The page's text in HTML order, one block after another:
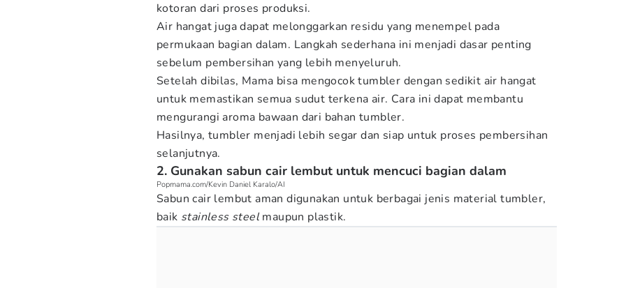
kotoran dari proses produksi.
Air hangat juga dapat melonggarkan residu yang menempel pada
permukaan bagian dalam. Langkah sederhana ini menjadi dasar penting
sebelum pembersihan yang lebih menyeluruh.
Setelah dibilas, Mama bisa mengocok tumbler dengan sedikit air hangat
untuk memastikan semua sudut terkena air. Cara ini dapat membantu
mengurangi aroma bawaan dari bahan tumbler.
Hasilnya, tumbler menjadi lebih segar dan siap untuk proses pembersihan
selanjutnya.
2. Gunakan sabun cair lembut untuk mencuci bagian dalam
Popmama.com/Kevin Daniel Karalo/AI
Sabun cair lembut aman digunakan untuk berbagai jenis material tumbler,
baik stainless steelmaupun plastik.